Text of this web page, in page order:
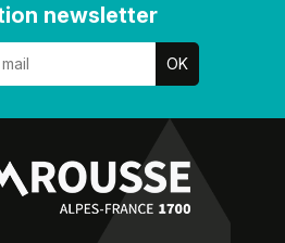
newsletter